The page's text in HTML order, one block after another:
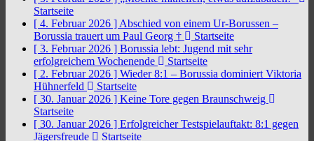
Startseite
[ 4. Februar 2026 ] Abschied von einem Ur-Borussen –
Borussia trauert um Paul Georg †
Startseite
[ 3. Februar 2026 ] Borussia lebt: Jugend mit sehr
erfolgreichem Wochenende
Startseite
[ 2. Februar 2026 ] Wieder 8:1 – Borussia dominiert Viktoria
Hühnerfeld
Startseite
[ 30. Januar 2026 ] Keine Tore gegen Braunschweig
Startseite
[ 30. Januar 2026 ] Erfolgreicher Testspielauftakt: 8:1 gegen
Jägersfreude
Startseite